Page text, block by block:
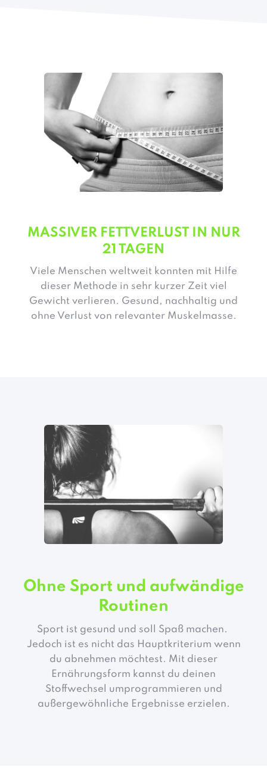
MASSIVER FETTVERLUST IN NUR
21 TAGEN
Viele Menschen weltweit konnten mit Hilfe
dieser Methode in sehr kurzer Zeit viel
Gewicht verlieren. Gesund, nachhaltig und
ohne Verlust von relevanter Muskelmasse.
Ohne Sport und aufwändige
Routinen
Sport ist gesund und soll Spaß machen.
Jedoch ist es nicht das Hauptkriterium wenn
du abnehmen möchtest. Mit dieser
Ernährungsform kannst du deinen
Stoffwechsel umprogrammieren und
außergewöhnliche Ergebnisse erzielen.